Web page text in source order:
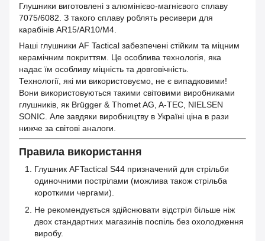
Глушники виготовлені з алюмінієво-магнієвого сплаву
7075/6082. З такого сплаву роблять ресивери для
карабінів AR15/AR10/M4.
Наші глушники AF Tactical забезпечені стійким та міцним
керамічним покриттям. Це особлива технологія, яка
надає їм особливу міцність та довговічність.
Технології, які ми використовуємо, не є випадковими!
Вони використовуються такими світовими виробниками
глушників, як Brügger & Thomet AG, A-TEC, NIELSEN
SONIC. Але завдяки виробництву в Україні ціна в рази
нижче за світові аналоги.
Правила використання
Глушник AFTactical S44 призначений для стрільби
одиночними пострілами (можлива також стрільба
короткими чергами).
Не рекомендується здійснювати відстріл більше ніж
двох стандартних магазинів поспіль без охолодження
виробу.